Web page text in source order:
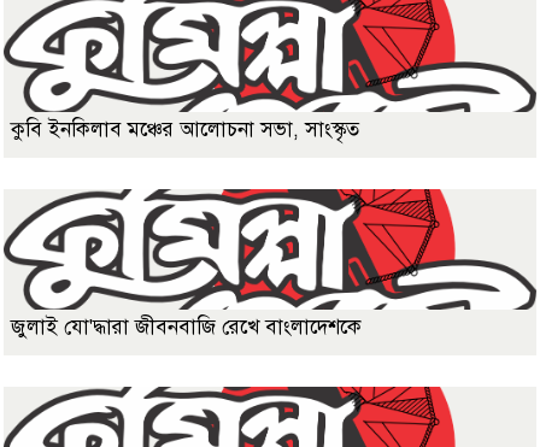
কুবি ইনকিলাব মঞ্চের আলোচনা সভা, সাংস্কৃত
জুলাই যো'দ্ধারা জীবনবাজি রেখে বাংলাদেশকে